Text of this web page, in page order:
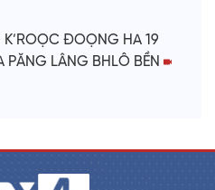
ĐOỌNG HA 19
PĂNG LÂNG BHLÔ BỀN